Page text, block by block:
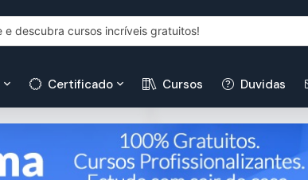
Certificado Cursos Duvidas